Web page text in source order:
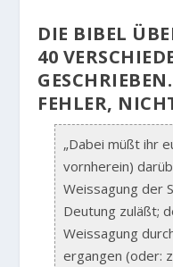
DIE BIBEL
40
FEHLER,
„Dabei müßt ihr
vornherein)
Weissagung der
Deutung zuläßt;
Weissagung
ergangen (oder: